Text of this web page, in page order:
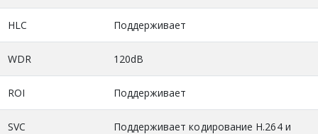
HLC Поддерживает
WDR 120dB
ROI Поддерживает
SVC
Поддерживает кодирование H.264 и